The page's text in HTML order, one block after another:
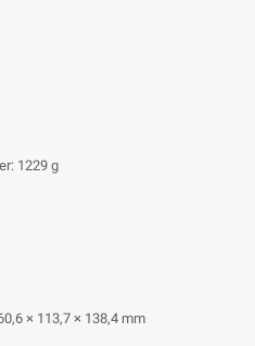
1229 g
× 113,7 × 138,4 mm